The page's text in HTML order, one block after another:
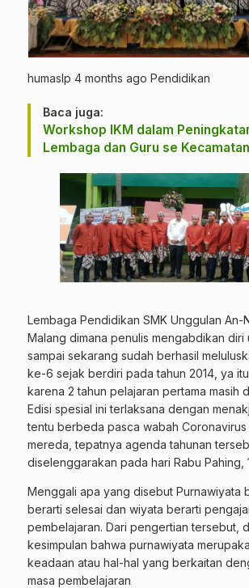
humaslp 4 months ago Pendidikan
Baca juga:
Workshop IKM dalam
Lembaga dan Guru se
Lembaga Pendidikan SMK Unggulan An-
Malang dimana penulis mengabdikan diri
sampai sekarang sudah berhasil
ke-6 sejak berdiri pada tahun 2014, ya
karena 2 tahun pelajaran pertama masih
Edisi spesial ini terlaksana dengan
tentu berbeda pasca wabah Coronavirus
mereda, tepatnya agenda tahunan
diselenggarakan pada hari Rabu Pahing,
Menggali apa yang disebut Purnawiyata
berarti selesai dan wiyata berarti
pembelajaran. Dari pengertian tersebut,
kesimpulan bahwa purnawiyata
keadaan atau hal-hal yang berkaitan
masa pembelajaran